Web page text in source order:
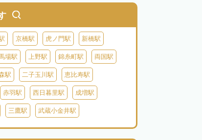
京橋駅 虎ノ門駅 新橋駅
場駅 上野駅 錦糸町駅 両国駅
駅 二子玉川駅 恵比寿駅
赤羽駅 西日暮里駅 成増駅
三鷹駅 武蔵小金井駅